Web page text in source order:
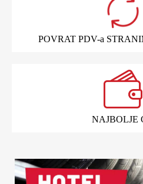
POVRAT PDV-a
NAJBOLJE